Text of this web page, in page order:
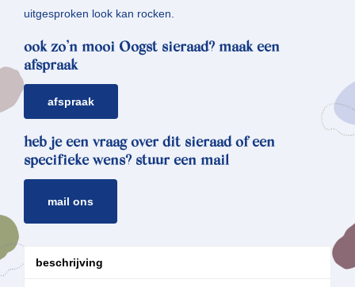
uitgesproken look kan rocken.
ook zo’n mooi Oogst sieraad? maak een
afspraak
afspraak
heb je een vraag over dit sieraad of een
specifieke wens? stuur een mail
mail ons
beschrijving